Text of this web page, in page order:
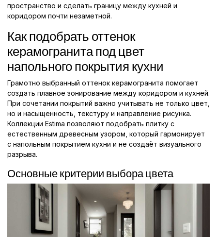
пространство и сделать границу между кухней и
коридором почти незаметной.
Как подобрать оттенок
керамогранита под цвет
напольного покрытия кухни
Грамотно выбранный оттенок керамогранита помогает
создать плавное зонирование между коридором и кухней.
При сочетании покрытий важно учитывать не только цвет,
но и насыщенность, текстуру и направление рисунка.
Коллекции Estima позволяют подобрать плитку с
естественным древесным узором, который гармонирует
с напольным покрытием кухни и не создаёт визуального
разрыва.
Основные критерии выбора цвета